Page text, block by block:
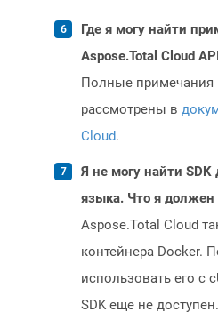
Где я могу найти
Aspose.Total Cloud
Полные примечания
рассмотрены в
Cloud.
Я не могу найти
языка. Что я должен
Aspose.Total Cloud
контейнера Docker.
использовать его с
SDK еще не доступен.